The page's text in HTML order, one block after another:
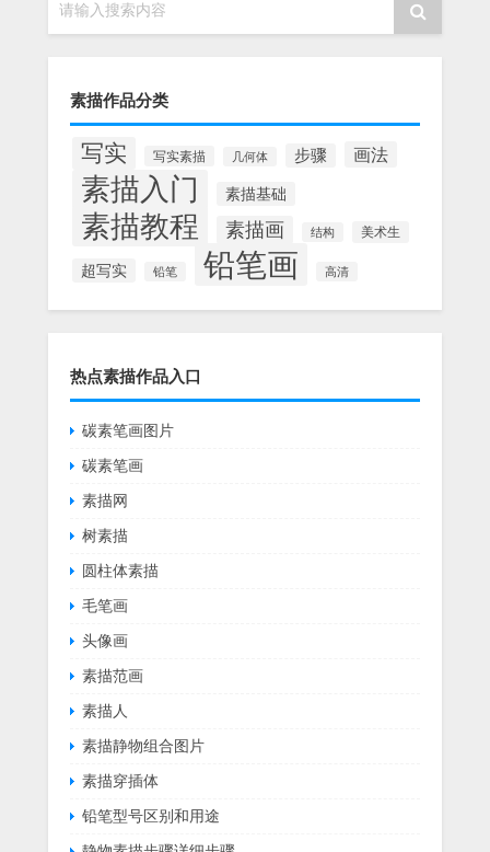
请输入搜索内容
素描作品分类
写实 写实素描 几何体 步骤 画法
素描入门 素描基础
素描教程 素描画 结构 美术生
超写实 铅笔 铅笔画 高清
热点素描作品入口
碳素笔画图片
碳素笔画
素描网
树素描
圆柱体素描
毛笔画
头像画
素描范画
素描人
素描静物组合图片
素描穿插体
铅笔型号区别和用途